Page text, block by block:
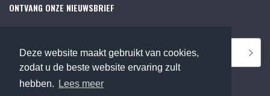
Deze website maakt gebruikt van cookies,
zodat u de beste website ervaring zult
hebben.
Lees meer
ONTVANG ONZE NIEUWSBRIEF